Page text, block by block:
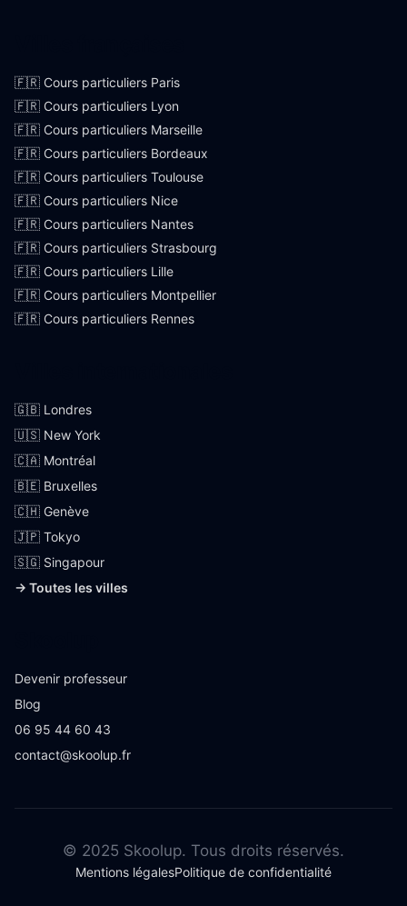
🇫🇷 Cours particuliers Paris
🇫🇷 Cours particuliers Lyon
🇫🇷 Cours particuliers Marseille
🇫🇷 Cours particuliers Bordeaux
🇫🇷 Cours particuliers Toulouse
🇫🇷 Cours particuliers Nice
🇫🇷 Cours particuliers Nantes
🇫🇷 Cours particuliers Strasbourg
🇫🇷 Cours particuliers Lille
🇫🇷 Cours particuliers Montpellier
🇫🇷 Cours particuliers Rennes
🇬🇧 Londres
🇺🇸 New York
🇨🇦 Montréal
🇧🇪 Bruxelles
🇨🇭 Genève
🇯🇵 Tokyo
🇸🇬 Singapour
→ Toutes les villes
Devenir professeur
Blog
06 95 44 60 43
contact@skoolup.fr
© 2025 Skoolup. Tous droits réservés.
Mentions légalesPolitique de confidentialité